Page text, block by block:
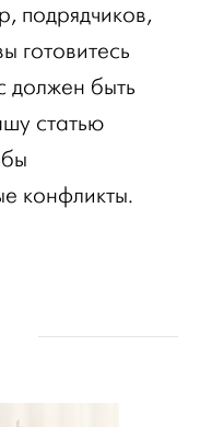
подрядчиков,
готовитесь
должен быть
статью
конфликты.